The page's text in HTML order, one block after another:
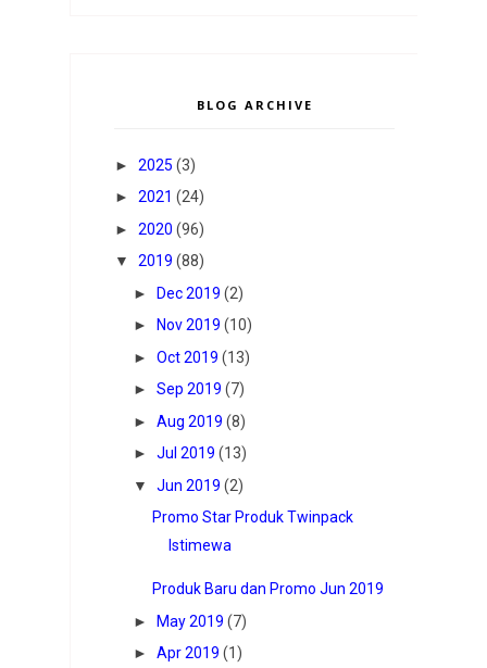
BLOG ARCHIVE
► 2025 (3)
► 2021 (24)
► 2020 (96)
▼
2019 (88)
►
Dec 2019 (2)
►
Nov 2019 (10)
► Oct 2019 (13)
► Sep 2019 (7)
► Aug 2019 (8)
► Jul 2019 (13)
▼
Jun 2019 (2)
Promo Star Produk Twinpack
Istimewa
Produk Baru dan Promo Jun 2019
►
May 2019 (7)
► Apr 2019 (1)